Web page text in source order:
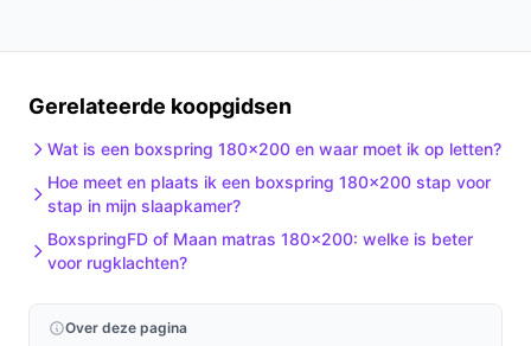
Gerelateerde koopgidsen
Wat is een boxspring 180x200 en waar moet ik op letten?
Hoe meet en plaats ik een boxspring 180x200 stap voor
stap in mijn slaapkamer?
BoxspringFD of Maan matras 180x200: welke is beter
voor rugklachten?
Over deze pagina